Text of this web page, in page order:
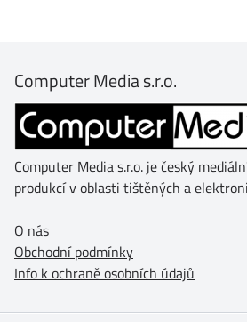
Computer Media s.r.o.
Computer Media s.r.o. je český
produkcí v oblasti tištěných a
O nás
Obchodní podmínky
Info k ochraně osobních údajů